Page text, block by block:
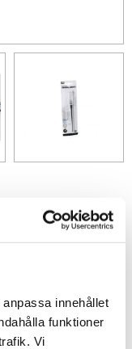
innehållet
funktioner
Vi
favoriter
Beställningsvara